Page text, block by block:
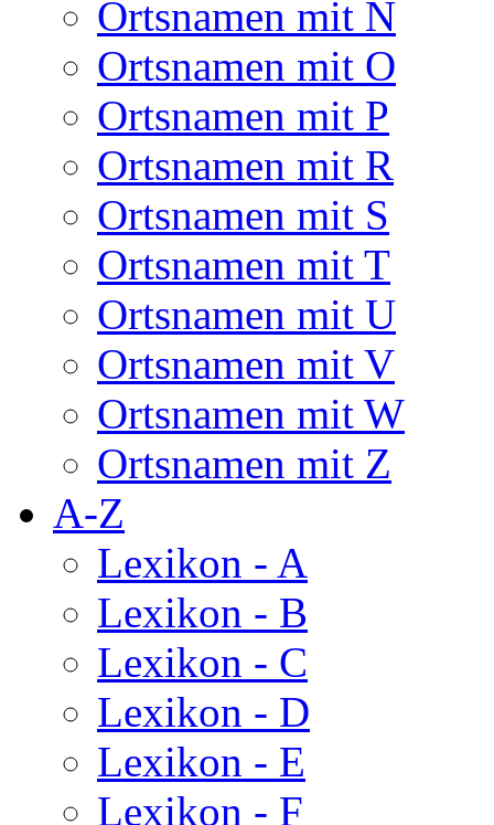
Ortsnamen mit N
Ortsnamen mit O
Ortsnamen mit P
Ortsnamen mit R
Ortsnamen mit S
Ortsnamen mit T
Ortsnamen mit U
Ortsnamen mit V
Ortsnamen mit W
Ortsnamen mit Z
A-Z
Lexikon - A
Lexikon - B
Lexikon - C
Lexikon - D
Lexikon - E
Lexikon - F